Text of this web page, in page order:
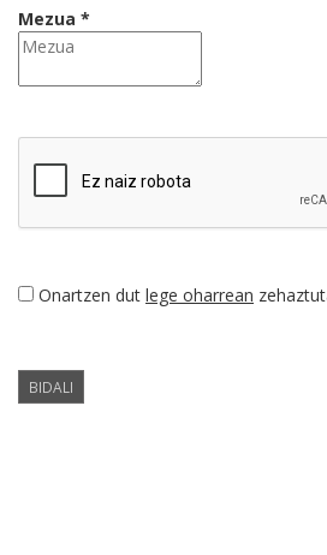
Mezua *
Onartzen dut lege oharrean
BIDALI